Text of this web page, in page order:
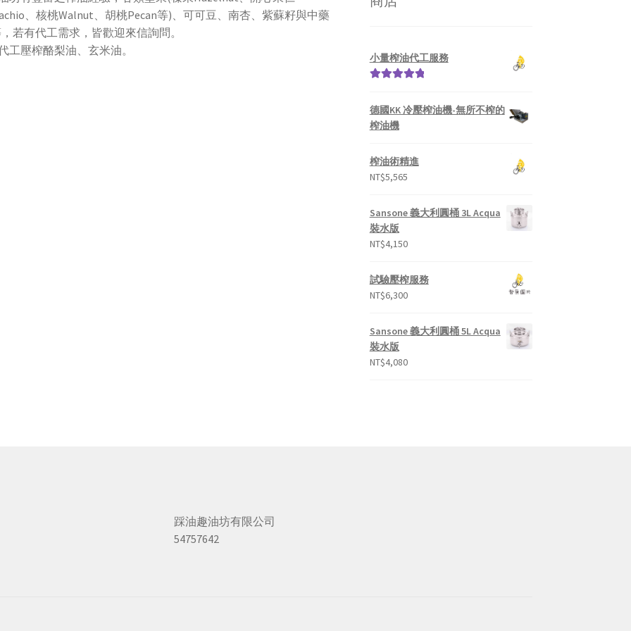
、核桃Walnut、胡桃Pecan等)、可可豆、南杏、紫蘇籽與中藥
若有代工需求，皆歡迎來信詢問。
工壓榨酪梨油、玄米油。
小量榨油代工服務
分 5
德國KK 冷壓榨油機-無所不榨的
榨油機
榨油術精進
NT$5,565
Sansone 義大利圓桶 3L Acqua
裝水版
NT$4,150
試驗壓榨服務
NT$6,300
Sansone 義大利圓桶 5L Acqua
裝水版
NT$4,080
踩油趣油坊有限公司
54757642